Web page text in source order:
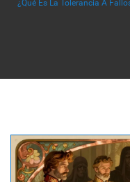
¿Qué Es La Tolerancia A